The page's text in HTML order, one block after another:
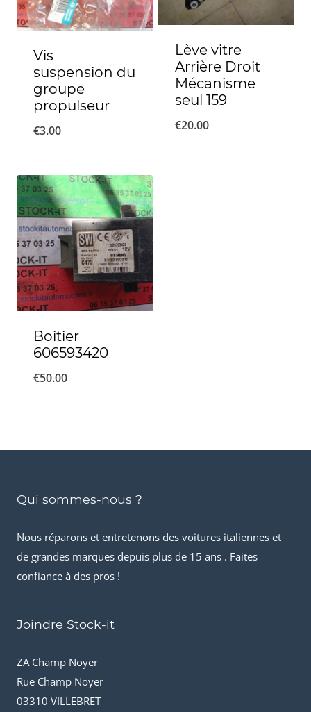
Vis
suspension du
groupe
propulseur
€3.00
Lève vitre
Arrière Droit
Mécanisme
seul 159
€20.00
Boitier
606593420
€50.00
Qui sommes-nous ?
Nous réparons et entretenons des voitures italiennes et
de grandes marques depuis plus de 15 ans . Faites
confiance à des pros !
Joindre Stock-it
ZA Champ Noyer
Rue Champ Noyer
03310 VILLEBRET